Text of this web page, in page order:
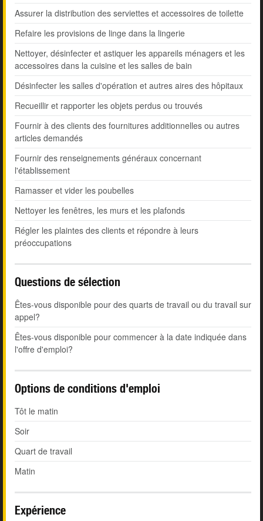
Assurer la distribution des serviettes et accessoires de toilette
Refaire les provisions de linge dans la lingerie
Nettoyer, désinfecter et astiquer les appareils ménagers et les
accessoires dans la cuisine et les salles de bain
Désinfecter les salles d'opération et autres aires des hôpitaux
Recueillir et rapporter les objets perdus ou trouvés
Fournir à des clients des fournitures additionnelles ou autres
articles demandés
Fournir des renseignements généraux concernant
l'établissement
Ramasser et vider les poubelles
Nettoyer les fenêtres, les murs et les plafonds
Régler les plaintes des clients et répondre à leurs
préoccupations
Questions de sélection
Êtes-vous disponible pour des quarts de travail ou du travail sur
appel?
Êtes-vous disponible pour commencer à la date indiquée dans
l'offre d'emploi?
Options de conditions d'emploi
Tôt le matin
Soir
Quart de travail
Matin
Expérience